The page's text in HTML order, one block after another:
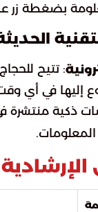
بضغطة زر
: تتيح
ذكية منتشرة